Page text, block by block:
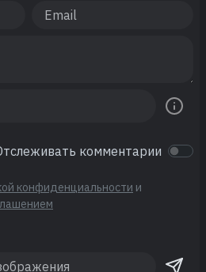
комментарии
конфиденциальности и